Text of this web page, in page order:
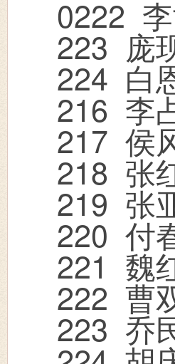
0222
223 庞
224 白
216 李
217侯
218 张
219 张
220付
221 魏
222曹
223 乔